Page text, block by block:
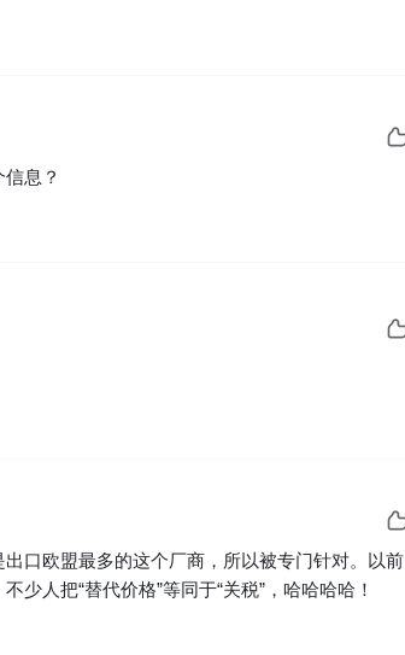
息？
口欧盟最多的这个厂商，所以被专门针对。以前
人把“替代价格”等同于“关税”，哈哈哈哈！